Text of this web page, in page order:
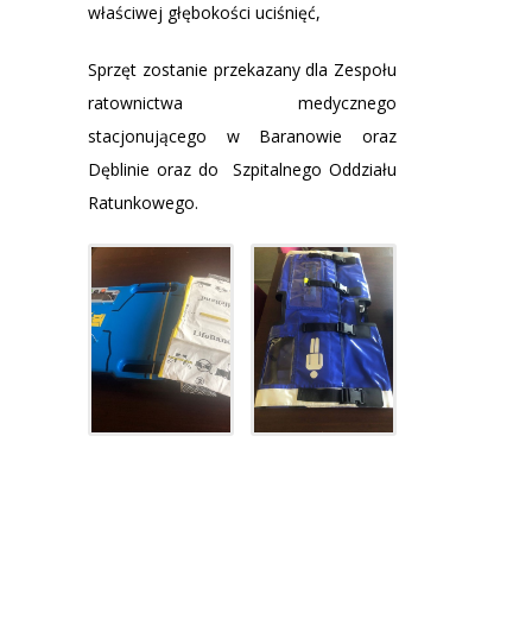
właściwej głębokości uciśnięć,
Sprzęt zostanie przekazany dla Zespołu
ratownictwa medycznego
stacjonującego w Baranowie oraz
Dęblinie oraz do Szpitalnego Oddziału
Ratunkowego.